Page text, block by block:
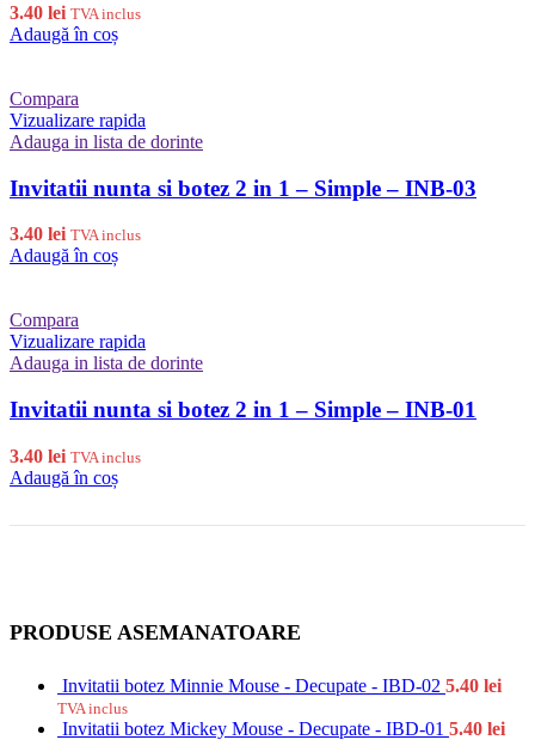
3.40 lei TVA inclus
Adaugă în coș
Compara
Vizualizare rapida
Adauga in lista de dorinte
Invitatii nunta si botez 2 in 1 – Simple – INB-03
3.40 lei TVA inclus
Adaugă în coș
Compara
Vizualizare rapida
Adauga in lista de dorinte
Invitatii nunta si botez 2 in 1 – Simple – INB-01
3.40 lei TVA inclus
Adaugă în coș
PRODUSE ASEMANATOARE
Invitatii botez Minnie Mouse - Decupate - IBD-02 5.40 lei
TVA inclus
Invitatii botez Mickey Mouse - Decupate - IBD-01 5.40 lei